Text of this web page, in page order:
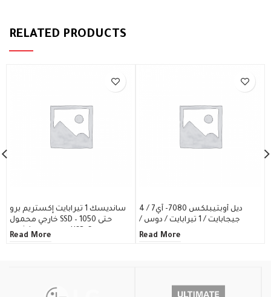
RELATED PRODUCTS
سانديسك 1 تيرابايت إكستريم برو
خارجي محمول SSD – حتى 1050
Read More
ديل أوبتيبلكس 7080- آي7 / 4
جيجابايت / 1 تيرابايت / دوس /
ديسكتوب
Read More